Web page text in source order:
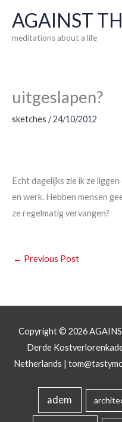
content
AGAINST
meditations about a life
uitgeslapen?
sketches /24/10/2012
Echt dagelijks zie ik ze
en werk. Hebben mensen
ze regelmatig vervangen?
← Previous Post
Copyright © 2026
Derde
Netherlands |
adem